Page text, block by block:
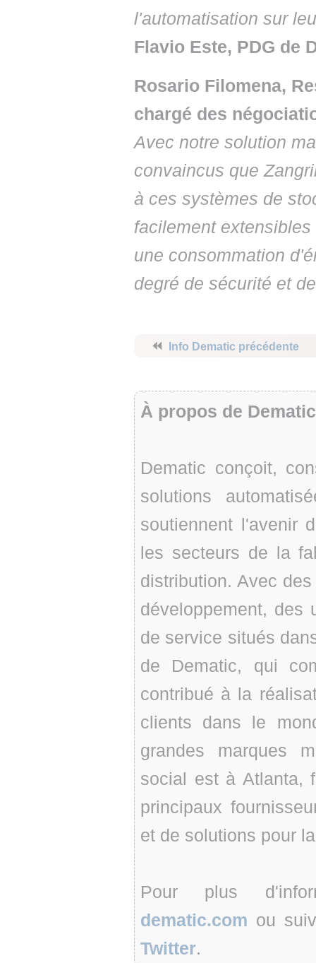
l'automatisation sur
Flavio Este, PDG de
Rosario Filomena,
chargé des
Avec notre solution
convaincus que
à ces systèmes de
facilement
une consommation
degré de sécurité et
⏪ Info Dematic précédente
À propos de Dematic
Dematic conçoit,
solutions
soutiennent l'avenir
les secteurs de la
distribution. Avec
développement, des
de service situés
de Dematic, qui
contribué à la
clients dans le
grandes marques
social est à Atlanta,
principaux
et de solutions pour
Pour plus
dematic.com ou
Twitter.